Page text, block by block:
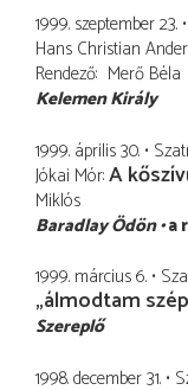
1999. szeptember 23.
Hans Christian
Rendező Merő Béla
Kelemen Király
1999. április 30.
Jókai Mór A
Miklós
Baradlay Ödön a
1999. március 6.
„álmodtam
Szereplő
1998. december 31.